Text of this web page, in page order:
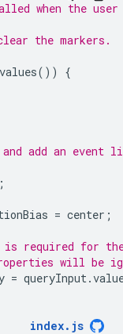
when the
the markers.
values())
{
add an event
;
= center ;
is required for
will be
= queryInput.
index. js